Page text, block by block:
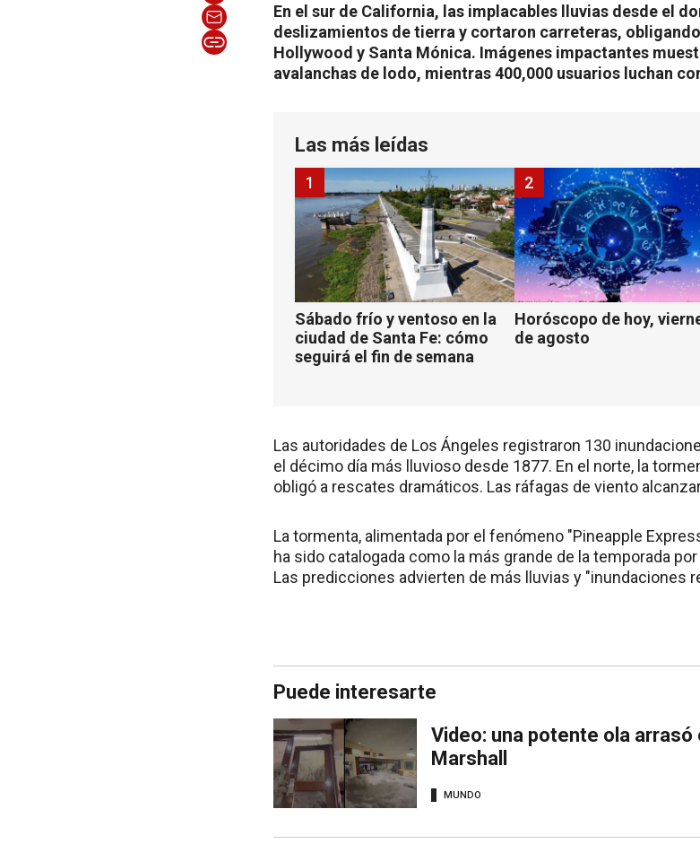
En el sur de California, las implacables lluvias desde el
deslizamientos de tierra y cortaron carreteras,
Hollywood y Santa Mónica. Imágenes impactantes
avalanchas de lodo, mientras 400,000 usuarios luchan
Las más leídas
Sábado frío y ventoso en la
ciudad de Santa Fe: cómo
seguirá el fin de semana
1
Horóscopo de hoy,
de agosto
2
Las autoridades de Los Ángeles registraron 130
el décimo día más lluvioso desde 1877. En el norte, la
obligó a rescates dramáticos. Las ráfagas de viento
La tormenta, alimentada por el fenómeno "Pineapple
ha sido catalogada como la más grande de la temporada
Las predicciones advierten de más lluvias y "inundaciones
Puede interesarte
Video: una potente ola
Marshall
MUNDO